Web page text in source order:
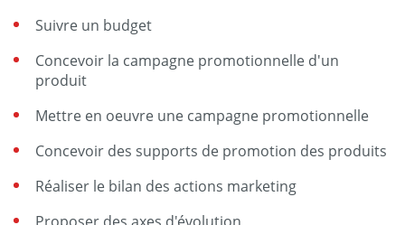
Suivre un budget
Concevoir la campagne promotionnelle d'un
produit
Mettre en oeuvre une campagne promotionnelle
Concevoir des supports de promotion des produits
Réaliser le bilan des actions marketing